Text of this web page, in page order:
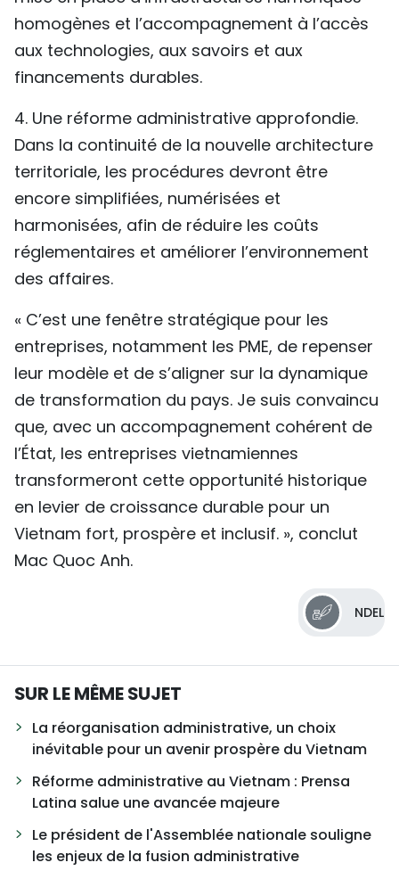
homogènes et l’accompagnement à l’accès
aux technologies, aux savoirs et aux
financements durables.
4. Une réforme administrative approfondie.
Dans la continuité de la nouvelle architecture
territoriale, les procédures devront être
encore simplifiées, numérisées et
harmonisées, afin de réduire les coûts
réglementaires et améliorer l’environnement
des affaires.
« C’est une fenêtre stratégique pour les
entreprises, notamment les PME, de repenser
leur modèle et de s’aligner sur la dynamique
de transformation du pays. Je suis convaincu
que, avec un accompagnement cohérent de
l’État, les entreprises vietnamiennes
transformeront cette opportunité historique
en levier de croissance durable pour un
Vietnam fort, prospère et inclusif. », conclut
Mac Quoc Anh.
NDEL
SUR LE MÊME SUJET
La réorganisation administrative, un choix
inévitable pour un avenir prospère du Vietnam
Réforme administrative au Vietnam : Prensa
Latina salue une avancée majeure
Le président de l'Assemblée nationale souligne
les enjeux de la fusion administrative